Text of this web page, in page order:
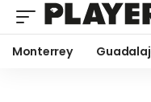
Monterrey